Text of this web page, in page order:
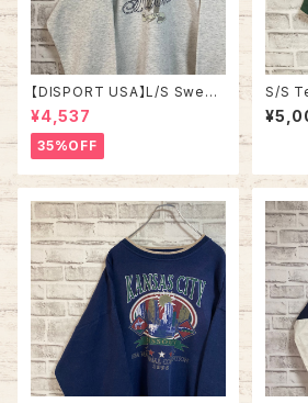
【DISPORT USA】L/S Sweat
L 00s “ Hooters ” プロモー
ション スウェット トレーナー Y2
K 企業モノ 刺繍ロゴ リブライン
アメリカ USA 古着
¥4,537
35%OFF
S/S
ntage
ント T